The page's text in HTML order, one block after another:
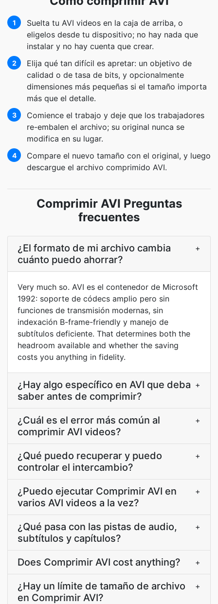
1
Suelta tu AVI videos en la caja de arriba, o
eligelos desde tu dispositivo; no hay nada que
instalar y no hay cuenta que crear.
2
Elija qué tan difícil es apretar: un objetivo de
calidad o de tasa de bits, y opcionalmente
dimensiones más pequeñas si el tamaño importa
más que el detalle.
3
Comience el trabajo y deje que los trabajadores
re-embalen el archivo; su original nunca se
modifica en su lugar.
4
Compare el nuevo tamaño con el original, y luego
descargue el archivo comprimido AVI.
Comprimir AVI Preguntas
frecuentes
¿El formato de mi archivo cambia
cuánto puedo ahorrar?
+
Very much so. AVI es el contenedor de Microsoft
1992: soporte de códecs amplio pero sin
funciones de transmisión modernas, sin
indexación B-frame-friendly y manejo de
subtítulos deficiente. That determines both the
headroom available and whether the saving
costs you anything in fidelity.
¿Hay algo específico en AVI que deba
saber antes de comprimir?
+
¿Cuál es el error más común al
comprimir AVI videos?
+
¿Qué puedo recuperar y puedo
controlar el intercambio?
+
¿Puedo ejecutar Comprimir AVI en
varios AVI videos a la vez?
+
¿Qué pasa con las pistas de audio,
subtítulos y capítulos?
+
Does Comprimir AVI cost anything? +
¿Hay un límite de tamaño de archivo
en Comprimir AVI?
+